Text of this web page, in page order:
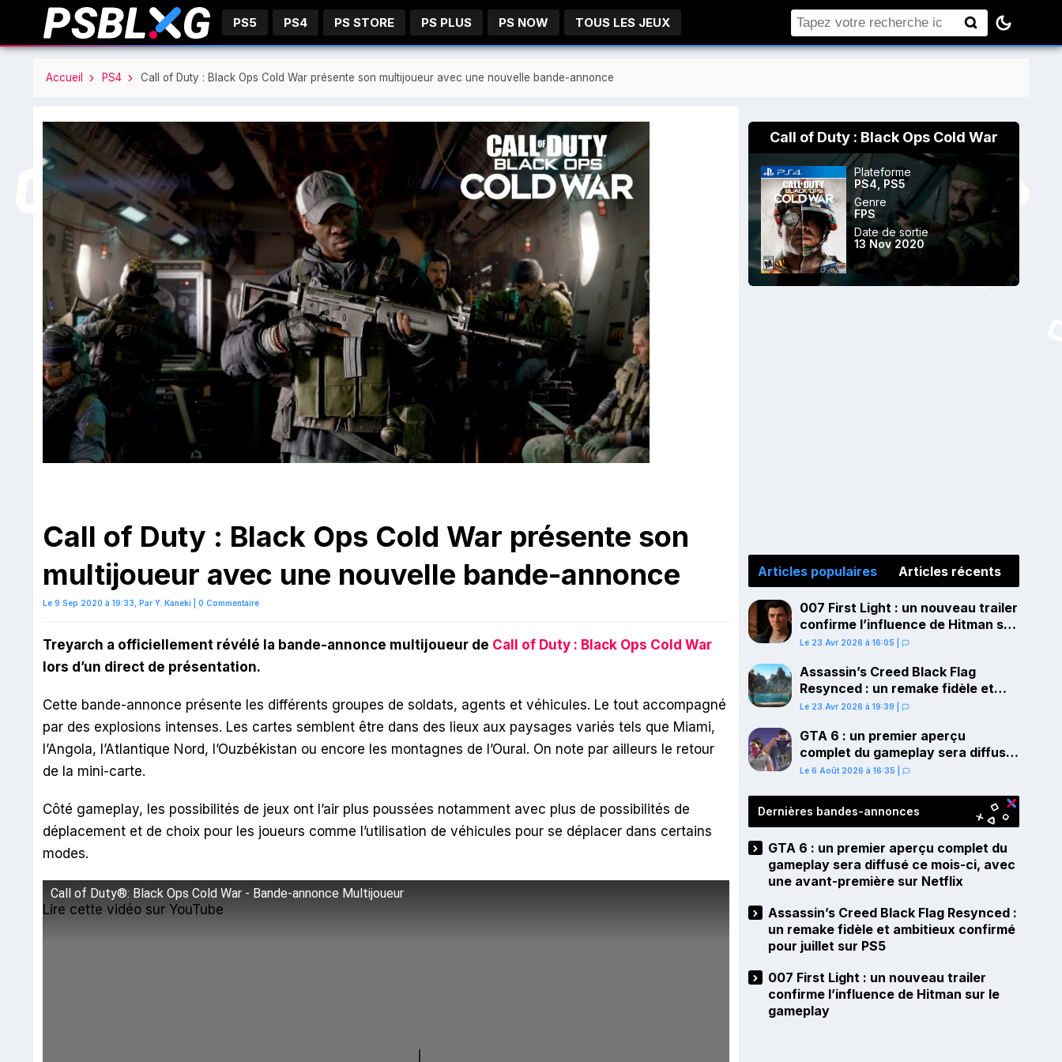
PS5 PS4 PS STORE PS PLUS PS NOW TOUS LES JEUX Rechercher
Accueil PS4 Call of Duty : Black Ops Cold War présente son multijoueur avec une nouvelle bande-annonce
Call of Duty : Black Ops Cold War présente son
multijoueur avec une nouvelle bande-annonce
Le 9 Sep 2020 à 19:33, Par Y. Kaneki 0 Commentaire
Treyarch a officiellement révélé la bande-annonce multijoueur de Call of Duty : Black Ops Cold War
lors d’un direct de présentation.
Cette bande-annonce présente les différents groupes de soldats, agents et véhicules. Le tout accompagné
par des explosions intenses. Les cartes semblent être dans des lieux aux paysages variés tels que Miami,
l’Angola, l’Atlantique Nord, l’Ouzbékistan ou encore les montagnes de l’Oural. On note par ailleurs le retour
de la mini-carte.
Côté gameplay, les possibilités de jeux ont l’air plus poussées notamment avec plus de possibilités de
déplacement et de choix pour les joueurs comme l’utilisation de véhicules pour se déplacer dans certains
modes.
Call of Duty®: Black Ops Cold War - Bande-annonce Multijoueur
Lire cette vidéo sur YouTube
Call of Duty : Black Ops Cold War
Plateforme
PS4 PS5
Genre
FPS
Date de sortie
13 Nov 2020
Articles populaires Articles récents
007 First Light : un nouveau trailer
confirme l’influence de Hitman sur
le gameplay
Le 23 Avr 2026 à 16:05
Assassin’s Creed Black Flag
Resynced : un remake fidèle et
ambitieux confirmé pour juillet sur
Le 23 Avr 2026 à 19:39
GTA 6 : un premier aperçu
complet du gameplay sera diffusé
ce mois-ci, avec une avant-
Le 6 Août 2026 à 16:35
Dernières bandes-annonces
GTA 6 : un premier aperçu complet du
gameplay sera diffusé ce mois-ci, avec
une avant-première sur Netflix
Assassin’s Creed Black Flag Resynced :
un remake fidèle et ambitieux confirmé
pour juillet sur PS5
007 First Light : un nouveau trailer
confirme l’influence de Hitman sur le
gameplay